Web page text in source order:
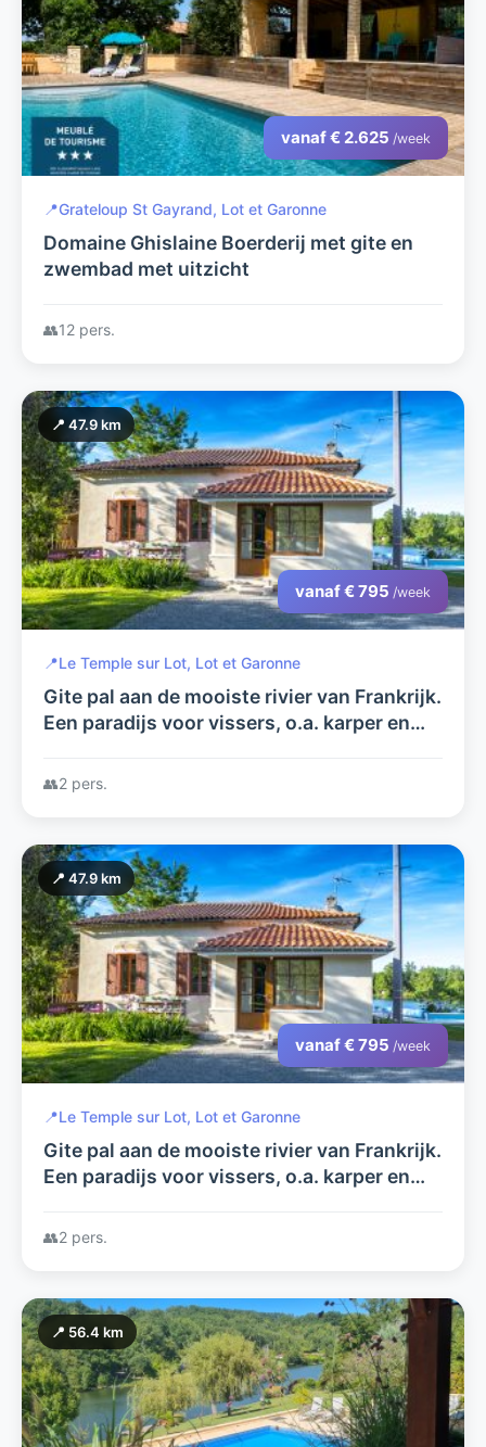
vanaf € 2.625 /week
📍Grateloup St Gayrand, Lot et Garonne
Domaine Ghislaine Boerderij met gite en
zwembad met uitzicht
👥12 pers.
📍 47.9 km
vanaf € 795 /week
📍Le Temple sur Lot, Lot et Garonne
Gite pal aan de mooiste rivier van Frankrijk.
Een paradijs voor vissers, o.a. karper en
prachtig uitzicht
👥2 pers.
📍 47.9 km
vanaf € 795 /week
📍Le Temple sur Lot, Lot et Garonne
Gite pal aan de mooiste rivier van Frankrijk.
Een paradijs voor vissers, o.a. karper en
prachtig uitzicht
👥2 pers.
📍 56.4 km